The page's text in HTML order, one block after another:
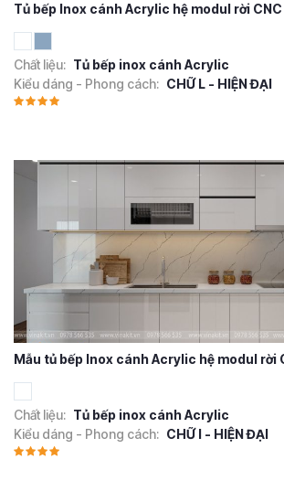
Tủ bếp Inox cánh Acrylic hệ modul rời CNC
Chất liệu: Tủ bếp inox cánh Acrylic
Kiểu dáng - Phong cách: CHỮ L - HIỆN ĐẠI
Mẫu tủ bếp Inox cánh Acrylic hệ modul rời
Chất liệu: Tủ bếp inox cánh Acrylic
Kiểu dáng - Phong cách: CHỮ I - HIỆN ĐẠI